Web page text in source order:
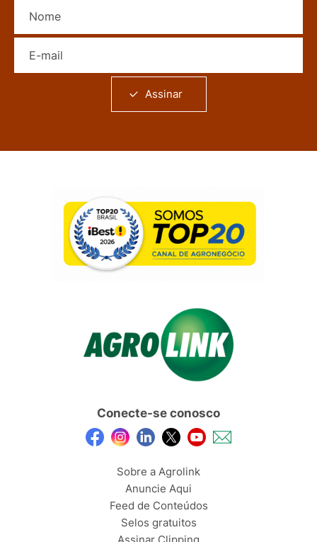
Assinar
Conecte-se conosco
Sobre a Agrolink
Anuncie Aqui
Feed de Conteúdos
Selos gratuitos